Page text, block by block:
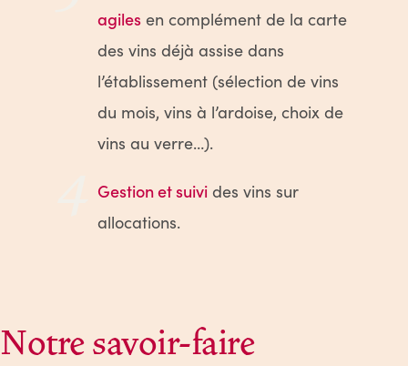
agiles en complément de la carte
des vins déjà assise dans
l’établissement (sélection de vins
du mois, vins à l’ardoise, choix de
vins au verre…).
Gestion et suivi des vins sur
allocations.
Notre savoir-faire